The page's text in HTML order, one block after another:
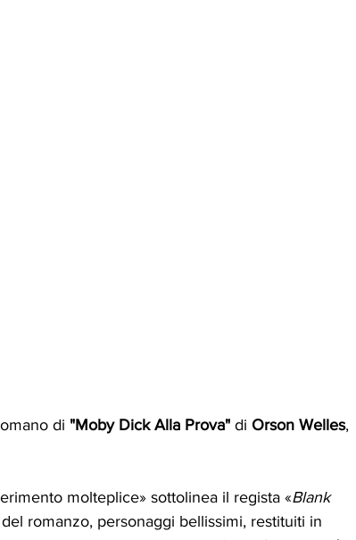
di "Moby Dick Alla Prova" di Orson Welles,
molteplice» sottolinea il regista «Blank
romanzo, personaggi bellissimi, restituiti in